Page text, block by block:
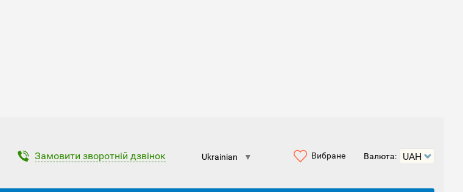
Замовити зворотній дзвінок Ukrainian ▼ Вибране Валюта: